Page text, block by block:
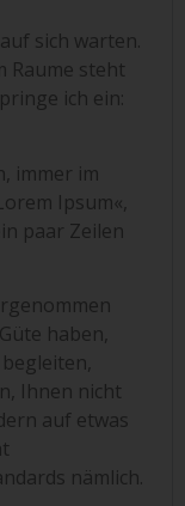
sich warten.
Raume steht
ich ein:
immer im
Ipsum«,
paar Zeilen
haben,
Ihnen nicht
auf etwas
nämlich.